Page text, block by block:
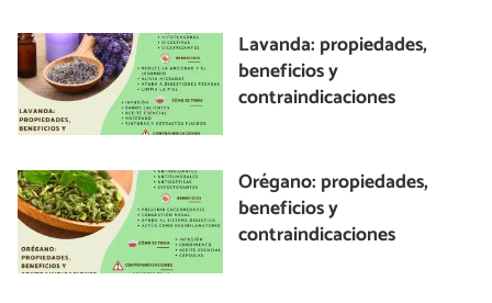
Lavanda: propiedades,
beneficios y
contraindicaciones
Orégano: propiedades,
beneficios y
contraindicaciones